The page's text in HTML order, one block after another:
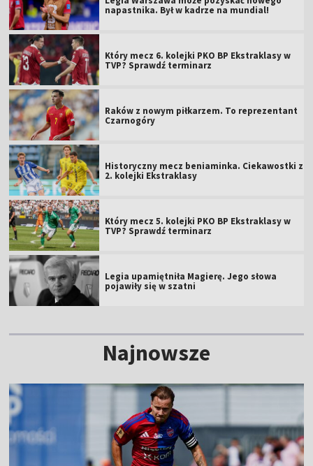
napastnika. Był w kadrze na mundial!
Który mecz 6. kolejki PKO BP Ekstraklasy w
TVP? Sprawdź terminarz
Raków z nowym piłkarzem. To reprezentant
Czarnogóry
Historyczny mecz beniaminka. Ciekawostki z
2. kolejki Ekstraklasy
Który mecz 5. kolejki PKO BP Ekstraklasy w
TVP? Sprawdź terminarz
Legia upamiętniła Magierę. Jego słowa
pojawiły się w szatni
Najnowsze